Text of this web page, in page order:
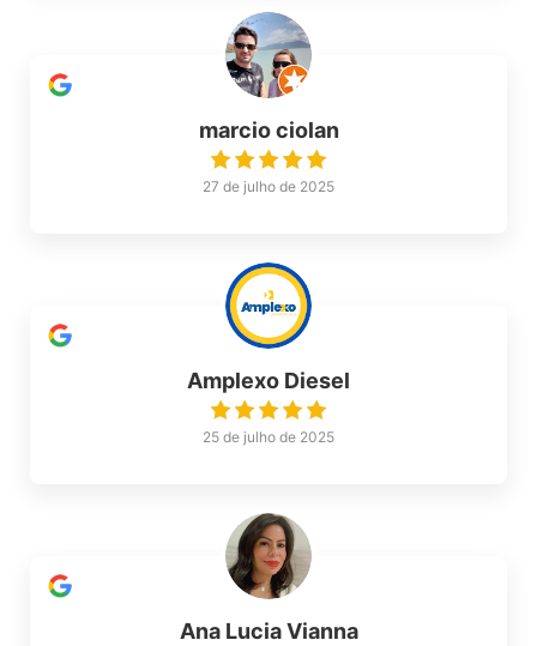
marcio ciolan
27 de julho de 2025
Amplexo Diesel
25 de julho de 2025
Ana Lucia Vianna